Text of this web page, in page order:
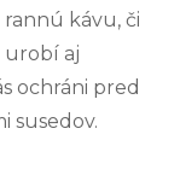
kávu, či
urobí aj
ochráni pred
susedov.